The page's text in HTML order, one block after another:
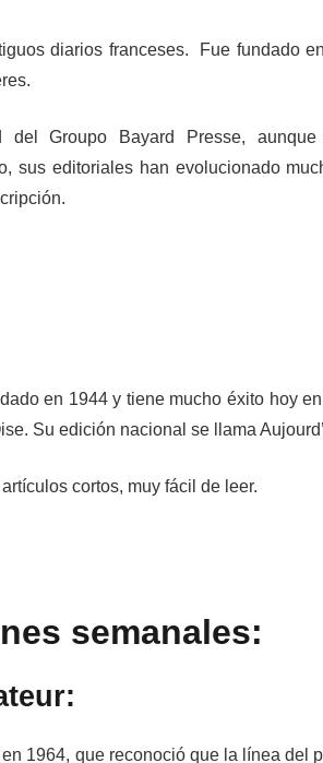
diarios franceses. Fue fundado
del Groupo Bayard Presse,
sus editoriales han evolucionado
en 1944 y tiene mucho éxito hoy
Su edición nacional se llama
cortos, muy fácil de leer.
semanales:
1964, que reconoció que la línea del